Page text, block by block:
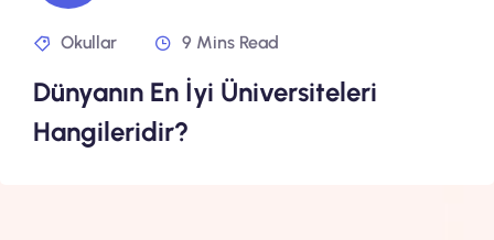
Okullar 9 Mins Read
Dünyanın En İyi Üniversiteleri
Hangileridir?